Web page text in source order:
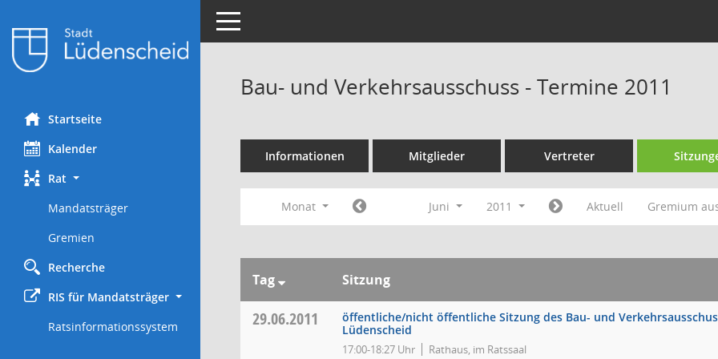
Startseite
Kalender
Rat
Mandatsträger
Gremien
Recherche
RIS für Mandatsträger
Ratsinformationssystem
Toggle navigation
Bau- und Verkehrsausschuss - Termine 2011
Informationen Mitglieder Vertreter
Monat Juni 2011 Aktuell Gremium
Tag Sitzung
29.06.2011
öffentliche/nicht öffentliche Sitzung des Bau- und
Lüdenscheid
17:00-18:27 Uhr Rathaus, im Ratssaal